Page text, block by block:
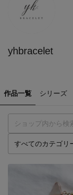
yhbracelet
作品一覧 シリーズ